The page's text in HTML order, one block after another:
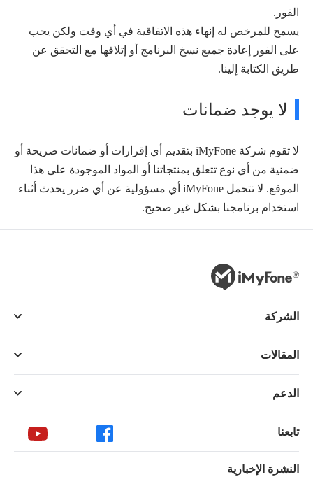
الفور.
يسمح للمرخص له إنهاء هذه الاتفاقية في أي وقت ولكن يجب
على الفور إعادة جميع نسخ البرنامج أو إتلافها مع التحقق عن
طريق الكتابة إلينا.
لا يوجد ضمانات
لا تقوم شركة iMyFone بتقديم أي إقرارات أو ضمانات صريحة أو
ضمنية من أي نوع تتعلق بمنتجاتنا أو المواد الموجودة على هذا
الموقع. لا تتحمل iMyFone أي مسؤولية عن أي ضرر يحدث أثناء
استخدام برنامجنا بشكل غير صحيح.
الشركة
المقالات
الدعم
تابعنا
النشرة الإخبارية